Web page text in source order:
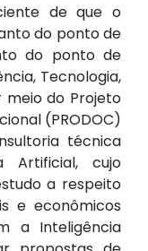
de que o
do ponto de
do ponto de
Tecnologia,
meio do Projeto
(PRODOC)
técnica
Artificial, cujo
a respeito
e econômicos
a Inteligência